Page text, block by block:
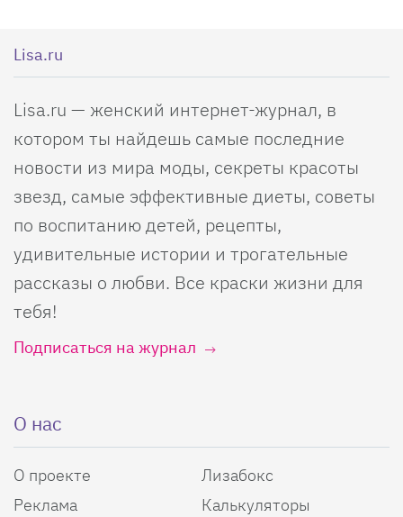
Lisa.ru
Lisa.ru — женский интернет-журнал, в
котором ты найдешь самые последние
новости из мира моды, секреты красоты
звезд, самые эффективные диеты, советы
по воспитанию детей, рецепты,
удивительные истории и трогательные
рассказы о любви. Все краски жизни для
тебя!
Подписаться на журнал
О нас
О проекте
Реклама
Лизабокс
Калькуляторы